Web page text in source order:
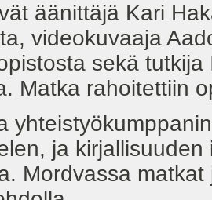
äänittäjä Kari
videokuvaaja
sekä
Matka rahoitettiin
ja
Mordvassa